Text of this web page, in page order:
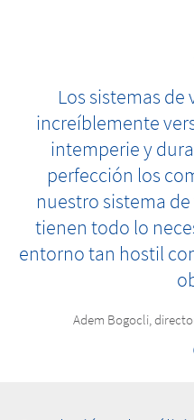
Los sistemas de
increíblemente
intemperie y
perfección los
nuestro sistema
tienen todo lo
entorno tan hostil
Adem Bogocli,